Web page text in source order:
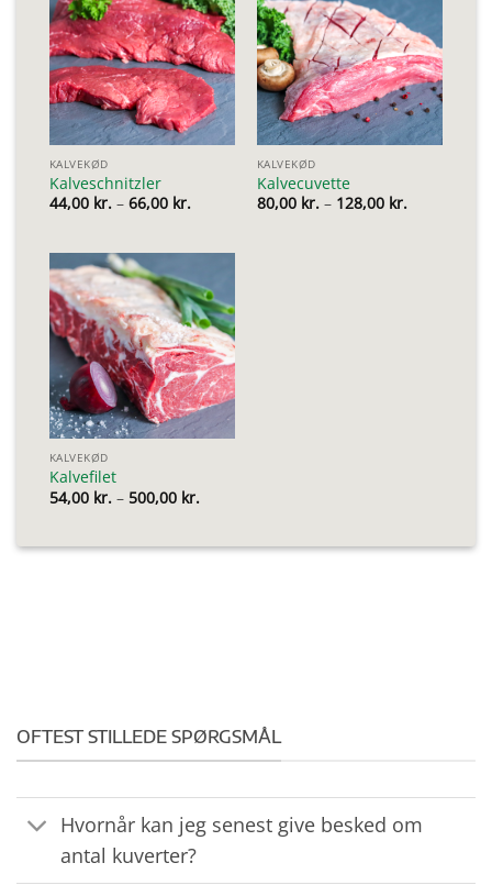
KALVEKØD
Kalveschnitzler
44,00 kr. – 66,00 kr.Prisinterval:
KALVEKØD
Kalvecuvette
80,00 kr. – 128,00 kr.
KALVEKØD
Kalvefilet
54,00 kr. – 500,00 kr.Prisinterval:
54,00 kr.
OFTEST STILLEDE SPØRGSMÅL
Hvornår kan jeg senest give besked om
antal kuverter?